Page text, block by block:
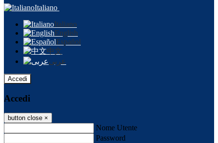
Italiano
Italiano
English
Español
中文
عربى
Accedi
Accedi
button close ×
Nome Utente
Password